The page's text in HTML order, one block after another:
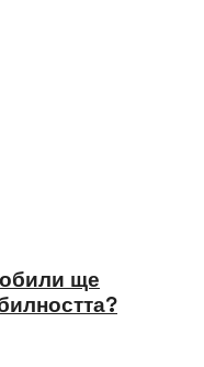
ще